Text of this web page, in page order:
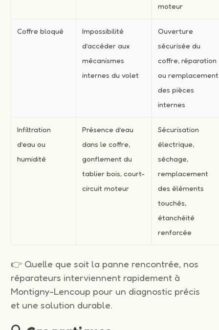
moteur
Coffre bloqué
Impossibilité
d’accéder aux
mécanismes
internes du volet
Ouverture
sécurisée du
coffre, réparation
ou remplacement
des pièces
internes
Infiltration
d’eau ou
humidité
Présence d’eau
dans le coffre,
gonflement du
tablier bois, court-
circuit moteur
Sécurisation
électrique,
séchage,
remplacement
des éléments
touchés,
étanchéité
renforcée
👉 Quelle que soit la panne rencontrée, nos
réparateurs interviennent rapidement à
Montigny-Lencoup pour un diagnostic précis
et une solution durable.